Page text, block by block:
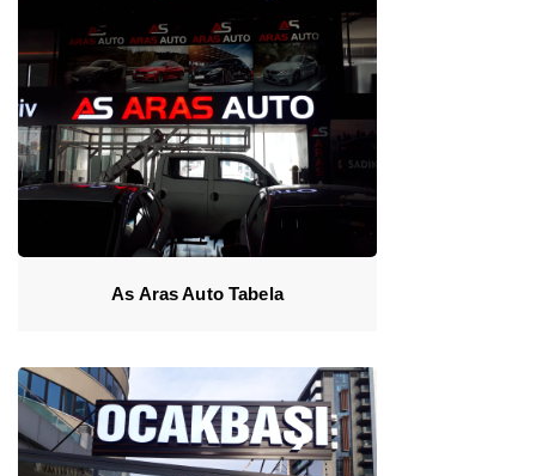
As Aras Auto Tabela